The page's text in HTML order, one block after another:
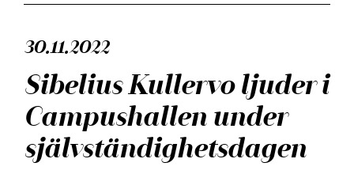
30.11.2022
Sibelius Kullervo ljuder i
Campushallen under
självständighetsdagen